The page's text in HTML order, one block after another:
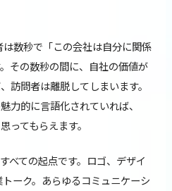
数秒で「この会社は自分に関係
その数秒の間に、自社の価値が
訪問者は離脱してしまいます。
力的に言語化されていれば、
ってもらえます。
べての起点です。ロゴ、デザイ
ーク。あらゆるコミュニケーシ